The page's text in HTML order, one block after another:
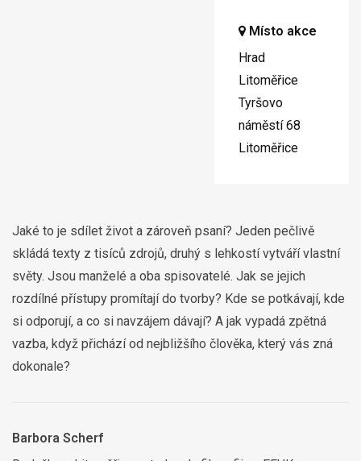
Místo akce
Hrad
Litoměřice
Tyršovo
náměstí 68
Litoměřice
Jaké to je sdílet život a zároveň psaní? Jeden pečlivě
skládá texty z tisíců zdrojů, druhý s lehkostí vytváří vlastní
světy. Jsou manželé a oba spisovatelé. Jak se jejich
rozdílné přístupy promítají do tvorby? Kde se potkávají, kde
si odporují, a co si navzájem dávají? A jak vypadá zpětná
vazba, když přichází od nejbližšího člověka, který vás zná
dokonale?
Barbora Scherf